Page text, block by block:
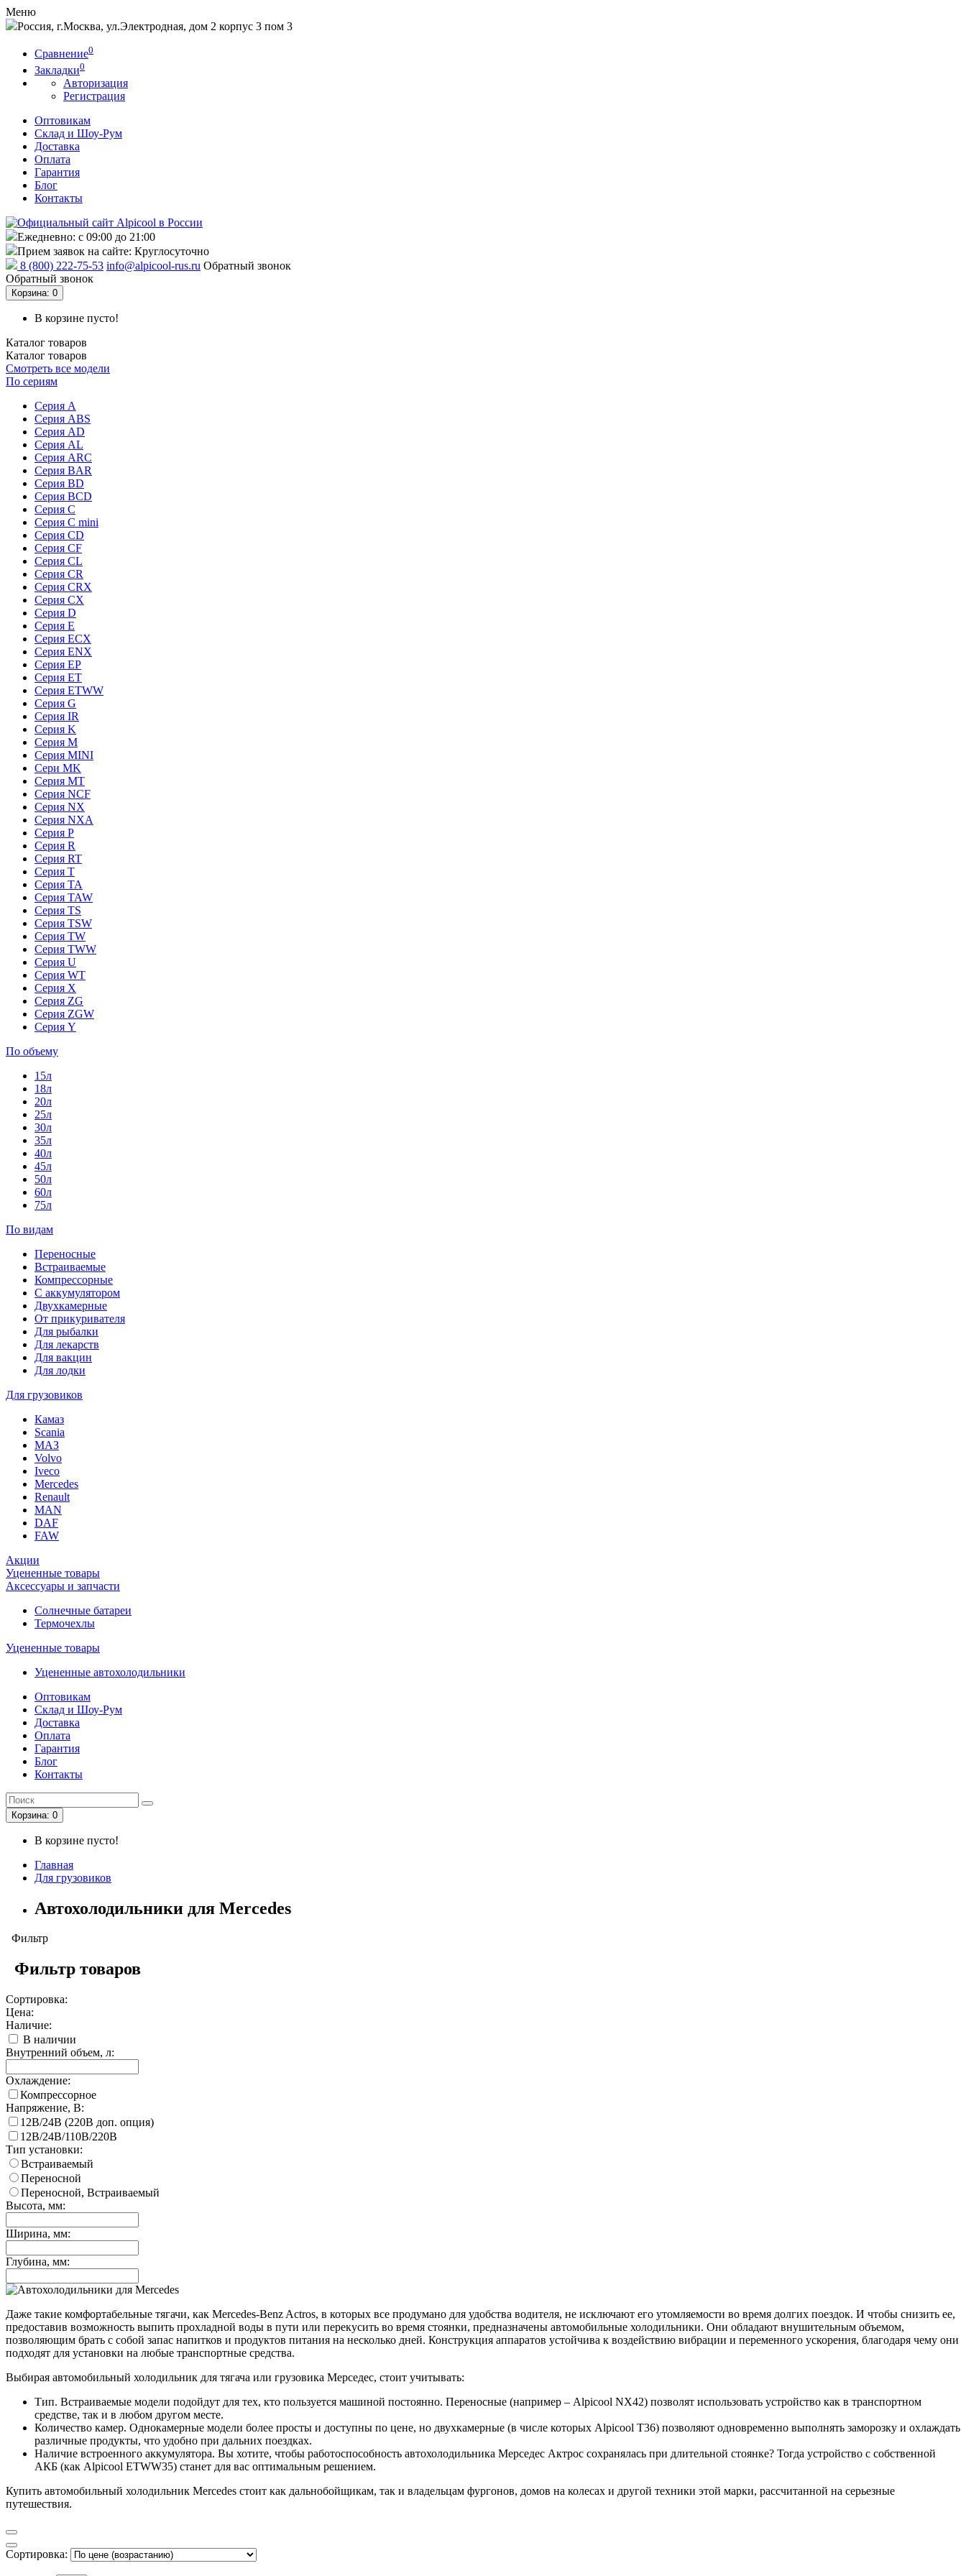
Меню
Россия, г.Москва, ул.Электродная, дом 2 корпус 3 пом 3
Сравнение0
Закладки0
Авторизация
Регистрация
Оптовикам
Склад и Шоу-Рум
Доставка
Оплата
Гарантия
Блог
Контакты
Ежедневно: с 09:00 до 21:00
Прием заявок на сайте: Круглосуточно
8 (800) 222-75-53 info@alpicool-rus.ru Обратный звонок
Обратный звонок
Корзина: 0
В корзине пусто!
Каталог товаров
Каталог товаров
Смотреть все модели
По сериям
Серия A
Серия ABS
Серия AD
Серия AL
Серия ARC
Серия BAR
Серия BD
Серия BCD
Серия C
Серия C mini
Серия CD
Серия CF
Серия CL
Серия CR
Серия CRX
Серия CX
Серия D
Серия E
Серия ECX
Серия ENX
Серия EP
Серия ET
Серия ETWW
Серия G
Серия IR
Серия K
Серия M
Серия MINI
Сери MK
Серия MT
Серия NCF
Серия NX
Серия NXA
Серия P
Серия R
Серия RT
Серия T
Серия TA
Серия TAW
Серия TS
Серия TSW
Серия TW
Серия TWW
Серия U
Серия WT
Серия X
Серия ZG
Серия ZGW
Серия Y
По объему
15л
18л
20л
25л
30л
35л
40л
45л
50л
60л
75л
По видам
Переносные
Встраиваемые
Компрессорные
С аккумулятором
Двухкамерные
От прикуривателя
Для рыбалки
Для лекарств
Для вакцин
Для лодки
Для грузовиков
Камаз
Scania
МАЗ
Volvo
Iveco
Mercedes
Renault
MAN
DAF
FAW
Акции
Уцененные товары
Аксессуары и запчасти
Солнечные батареи
Термочехлы
Уцененные товары
Уцененные автохолодильники
Оптовикам
Склад и Шоу-Рум
Доставка
Оплата
Гарантия
Блог
Контакты
Корзина: 0
В корзине пусто!
Главная
Для грузовиков
Автохолодильники для Mercedes
Фильтр
Фильтр товаров
Сортировка:
Цена:
Наличие:
В наличии
Внутренний объем, л:
Охлаждение:
Компрессорное
Напряжение, В:
12В/24В (220В доп. опция)
12В/24В/110В/220В
Тип установки:
Встраиваемый
Переносной
Переносной, Встраиваемый
Высота, мм:
Ширина, мм:
Глубина, мм:
Даже такие комфортабельные тягачи, как Mercedes-Benz Actros, в которых все продумано для удобства водителя, не исключают его утомляемости во время долгих поездок. И чтобы снизить ее,
предоставив возможность выпить прохладной воды в пути или перекусить во время стоянки, предназначены автомобильные холодильники. Они обладают внушительным объемом,
позволяющим брать с собой запас напитков и продуктов питания на несколько дней. Конструкция аппаратов устойчива к воздействию вибрации и переменного ускорения, благодаря чему они
подходят для установки на любые транспортные средства.
Выбирая автомобильный холодильник для тягача или грузовика Мерседес, стоит учитывать:
Тип. Встраиваемые модели подойдут для тех, кто пользуется машиной постоянно. Переносные (например – Alpicool NX42) позволят использовать устройство как в транспортном
средстве, так и в любом другом месте.
Количество камер. Однокамерные модели более просты и доступны по цене, но двухкамерные (в числе которых Alpicool T36) позволяют одновременно выполнять заморозку и охлаждать
различные продукты, что удобно при дальних поездках.
Наличие встроенного аккумулятора. Вы хотите, чтобы работоспособность автохолодильника Мерседес Актрос сохранялась при длительной стоянке? Тогда устройство с собственной
АКБ (как Alpicool ETWW35) станет для вас оптимальным решением.
Купить автомобильный холодильник Mercedes стоит как дальнобойщикам, так и владельцам фургонов, домов на колесах и другой техники этой марки, рассчитанной на серьезные
путешествия.
Сортировка: